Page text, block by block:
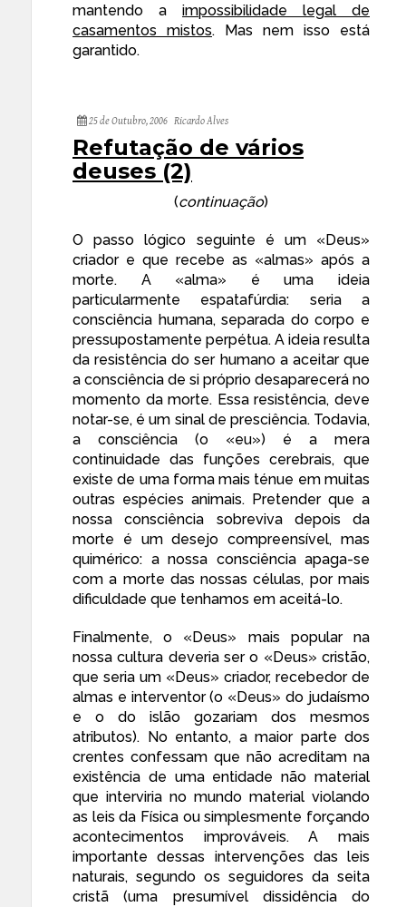
mantendo a impossibilidade legal de
casamentos mistos. Mas nem isso está
garantido.
25 de Outubro, 2006 Ricardo Alves
Refutação de vários
deuses (2)
(continuação)
O passo lógico seguinte é um «Deus»
criador e que recebe as «almas» após a
morte. A «alma» é uma ideia
particularmente espatafúrdia: seria a
consciência humana, separada do corpo e
pressupostamente perpétua. A ideia resulta
da resistência do ser humano a aceitar que
a consciência de si próprio desaparecerá no
momento da morte. Essa resistência, deve
notar-se, é um sinal de presciência. Todavia,
a consciência (o «eu») é a mera
continuidade das funções cerebrais, que
existe de uma forma mais ténue em muitas
outras espécies animais. Pretender que a
nossa consciência sobreviva depois da
morte é um desejo compreensível, mas
quimérico: a nossa consciência apaga-se
com a morte das nossas células, por mais
dificuldade que tenhamos em aceitá-lo.
Finalmente, o «Deus» mais popular na
nossa cultura deveria ser o «Deus» cristão,
que seria um «Deus» criador, recebedor de
almas e interventor (o «Deus» do judaísmo
e o do islão gozariam dos mesmos
atributos). No entanto, a maior parte dos
crentes confessam que não acreditam na
existência de uma entidade não material
que interviria no mundo material violando
as leis da Física ou simplesmente forçando
acontecimentos improváveis. A mais
importante dessas intervenções das leis
naturais, segundo os seguidores da seita
cristã (uma presumível dissidência do